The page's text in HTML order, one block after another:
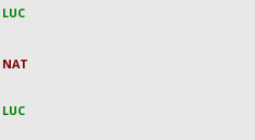
LUC
NAT
LUC